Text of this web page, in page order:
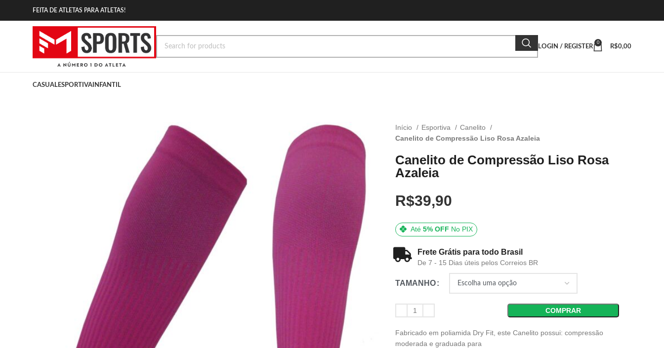
FEITA DE ATLETAS PARA ATLETAS!
LOGIN / REGISTER
0
R$0,00
CASUALESPORTIVA INFANTIL
Início Esportiva
Canelito
Canelito de Compressão Liso Rosa Azaleia
Canelito de Compressão Liso Rosa
Azaleia
R$39,90
Até5% OFF No PIX
Frete Grátis para todo Brasil
De 7 - 15 Dias úteis pelos Correios BR
TAMANHO
COMPRAR
Fabricado em poliamida Dry Fit, este Canelito possui: compressão
moderada e graduada para